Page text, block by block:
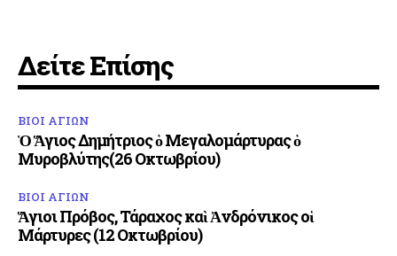
Δείτε Επίσης
ΒΙΟΙ ΑΓΙΩΝ
Ὁ Ἅγιος Δημήτριος ὁ Μεγαλομάρτυρας ὁ
Μυροβλύτης(26 Οκτωβρίου)
ΒΙΟΙ ΑΓΙΩΝ
Ἅγιοι Πρόβος, Τάραχος καὶ Ἀνδρόνικος οἱ
Μάρτυρες (12 Οκτωβρίου)